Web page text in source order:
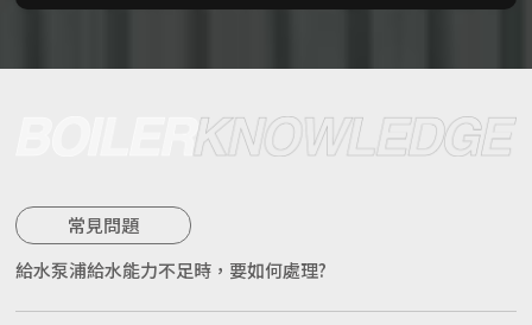
常見問題
給水泵浦給水能力不足時，要如何處理?